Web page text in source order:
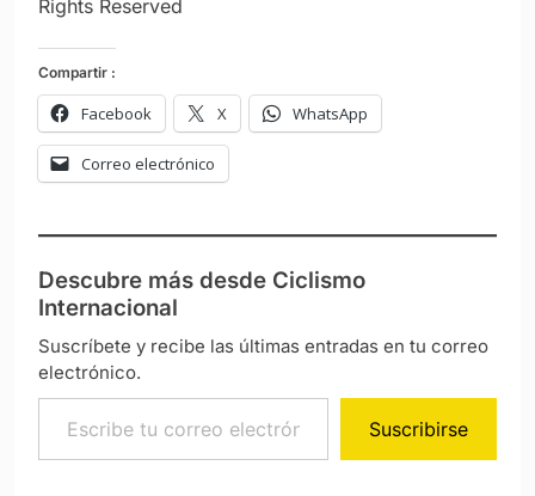
Rights Reserved
Compartir :
Facebook X WhatsApp
Correo electrónico
Descubre más desde Ciclismo
Internacional
Suscríbete y recibe las últimas entradas en tu correo
electrónico.
Escribe tu correo electrónico…
Suscribirse